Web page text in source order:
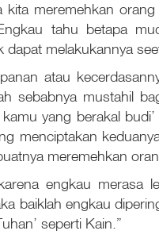
meremehkan
tahu betapa
melakukannya
atau
sebabnya mustahil
yang berakal budi’
menciptakan
meremehkan
engkau merasa
baiklah engkau
seperti Kain.”